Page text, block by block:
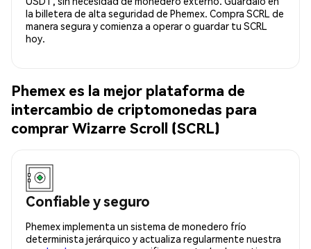
la billetera de alta seguridad de Phemex. Compra SCRL de
manera segura y comienza a operar o guardar tu SCRL
hoy.
Phemex es la mejor plataforma de
intercambio de criptomonedas para
comprar Wizarre Scroll (SCRL)
Confiable y seguro
Phemex implementa un sistema de monedero frío
determinista jerárquico y actualiza regularmente nuestra